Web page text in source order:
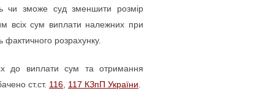
чи зможе суд зменшити розмір
всіх сум виплати належних при
фактичного розрахунку.
до виплати сум та отримання
ст.ст. 116 117 КЗпП України